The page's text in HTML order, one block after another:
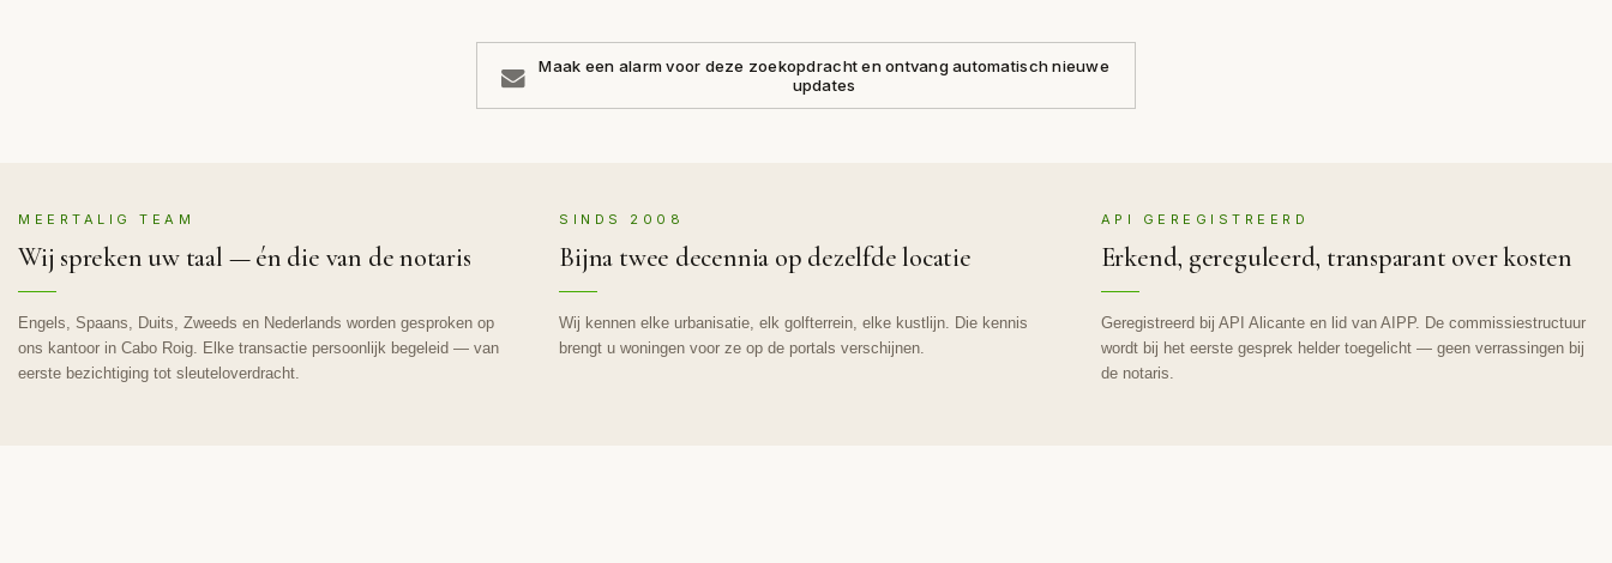
Maak een alarm voor deze zoekopdracht en ontvang automatisch nieuwe
updates
MEERTALIG TEAM
Wij spreken uw taal — én die van de notaris
Engels, Spaans, Duits, Zweeds en Nederlands worden gesproken op
ons kantoor in Cabo Roig. Elke transactie persoonlijk begeleid — van
eerste bezichtiging tot sleuteloverdracht.
SINDS 2008
Bijna twee decennia op dezelfde locatie
Wij kennen elke urbanisatie, elk golfterrein, elke kustlijn. Die kennis
brengt u woningen voor ze op de portals verschijnen.
API GEREGISTREERD
Erkend, gereguleerd, transparant over kosten
Geregistreerd bij API Alicante en lid van AIPP. De commissiestructuur
wordt bij het eerste gesprek helder toegelicht — geen verrassingen bij
de notaris.